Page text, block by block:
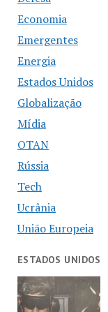
Economia
Emergentes
Energia
Estados Unidos
Globalização
Mídia
OTAN
Rússia
Tech
Ucrânia
União Europeia
ESTADOS UNIDOS